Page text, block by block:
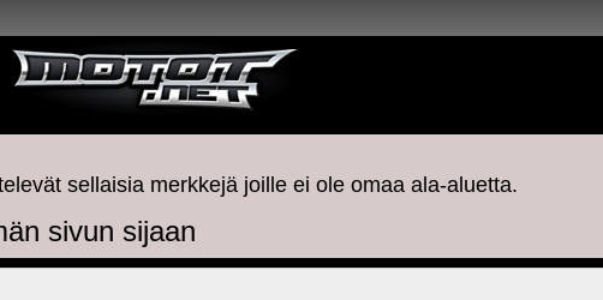
sellaisia merkkejä joille ei ole omaa ala-aluetta.
sivun sijaan